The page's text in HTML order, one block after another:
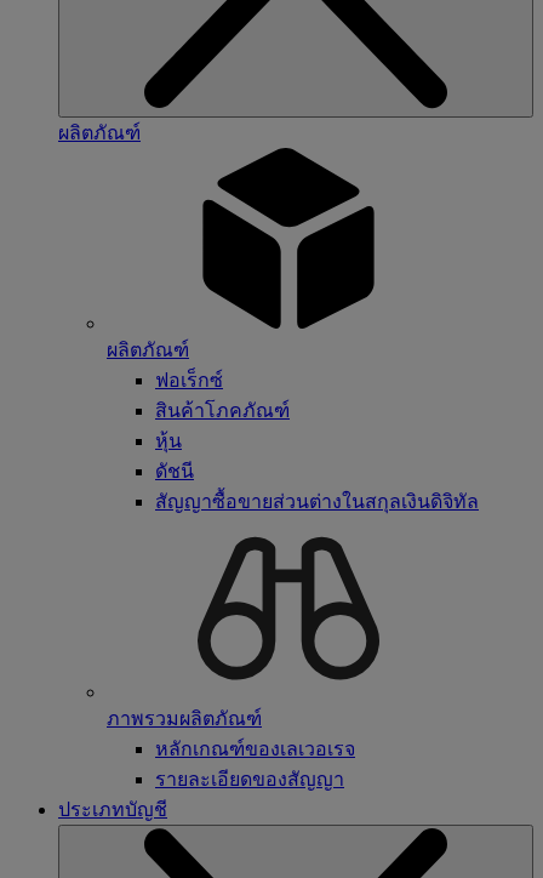
ผลิตภัณฑ์
ผลิตภัณฑ์
ฟอเร็กซ์
สินค้าโภคภัณฑ์
หุ้น
ดัชนี
สัญญาซื้อขายส่วนต่างในสกุลเงินดิจิทัล
ภาพรวมผลิตภัณฑ์
หลักเกณฑ์ของเลเวอเรจ
รายละเอียดของสัญญา
ประเภทบัญชี